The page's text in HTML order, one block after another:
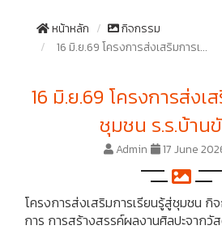
หน้าหลัก
กิจกรรม
16 มิ.ย.69 โครงการส่งเสริมการเ...
16 มิ.ย.69 โครงการส่งเ
ชุมชน ร.ร.บ้าน
Admin 17 June
โครงการส่งเสริมการเรียนรู้สู่ชุมชน กิ
การ การสร้างสรรค์ผลงานศิลปะจากวั